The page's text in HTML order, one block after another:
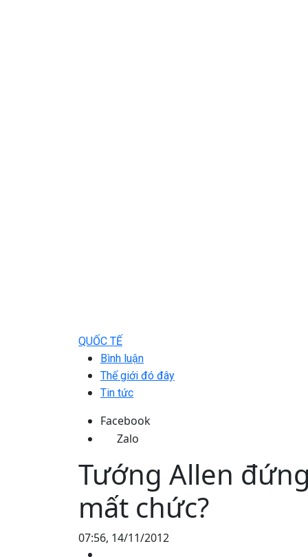
QUỐC TẾ
Bình luận
Thế giới đó đây
Tin tức
Facebook
Zalo
Tướng Allen
mất chức?
07:56, 14/11/2012